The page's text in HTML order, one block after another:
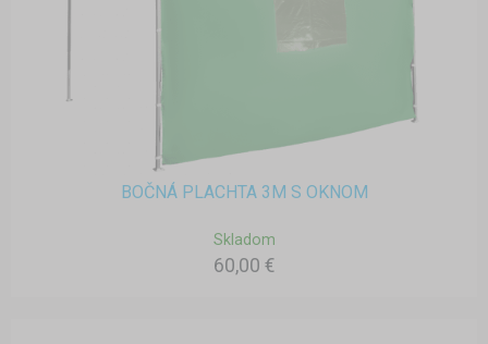
BOČNÁ PLACHTA 3M S OKNOM
Skladom
60,00 €